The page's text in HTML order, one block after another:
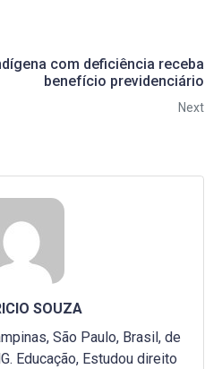
com deficiência receba
benefício previdenciário
Next
SOUZA
São Paulo, Brasil, de
Educação, Estudou direito